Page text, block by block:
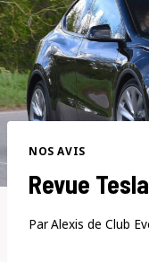
NOS AVIS
Revue
ParAlexis de Club